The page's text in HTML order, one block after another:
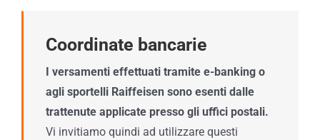
Coordinate bancarie
I versamenti effettuati tramite e-banking o
agli sportelli Raiffeisen sono esenti dalle
trattenute applicate presso gli uffici postali.
Vi invitiamo quindi ad utilizzare questi